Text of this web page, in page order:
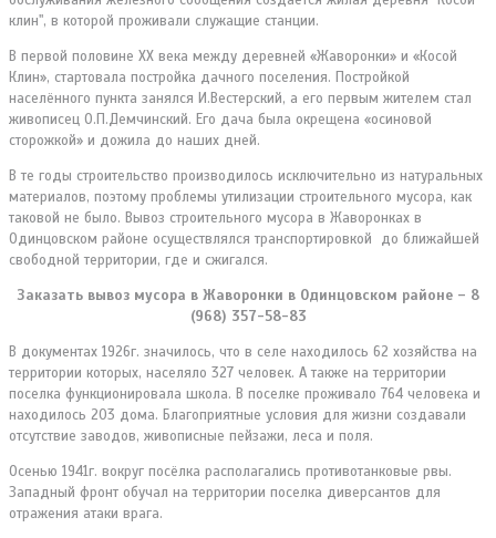
клин", в которой проживали служащие станции.
В первой половине XX века между деревней «Жаворонки» и «Косой
Клин», стартовала постройка дачного поселения. Постройкой
населённого пункта занялся И.Вестерский, а его первым жителем стал
живописец О.П.Демчинский. Его дача была окрещена «осиновой
сторожкой» и дожила до наших дней.
В те годы строительство производилось исключительно из натуральных
материалов, поэтому проблемы утилизации строительного мусора, как
таковой не было. Вывоз строительного мусора в Жаворонках в
Одинцовском районе осуществлялся транспортировкой до ближайшей
свободной территории, где и сжигался.
Заказать вывоз мусора в Жаворонки в Одинцовском районе – 8
(968) 357-58-83
В документах 1926г. значилось, что в селе находилось 62 хозяйства на
территории которых, населяло 327 человек. А также на территории
поселка функционировала школа. В поселке проживало 764 человека и
находилось 203 дома. Благоприятные условия для жизни создавали
отсутствие заводов, живописные пейзажи, леса и поля.
Осенью 1941г. вокруг посёлка располагались противотанковые рвы.
Западный фронт обучал на территории поселка диверсантов для
отражения атаки врага.